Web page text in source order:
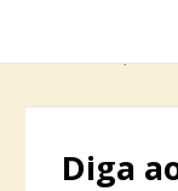
Diga